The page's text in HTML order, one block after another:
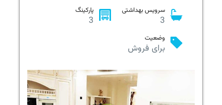
سرویس بهداشتی
3
پارکینگ
3
وضعیت
برای فروش